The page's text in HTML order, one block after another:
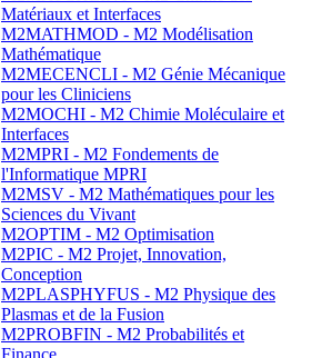
Matériaux et Interfaces
M2MATHMOD - M2 Modélisation
Mathématique
M2MECENCLI - M2 Génie Mécanique
pour les Cliniciens
M2MOCHI - M2 Chimie Moléculaire et
Interfaces
M2MPRI - M2 Fondements de
l'Informatique MPRI
M2MSV - M2 Mathématiques pour les
Sciences du Vivant
M2OPTIM - M2 Optimisation
M2PIC - M2 Projet, Innovation,
Conception
M2PLASPHYFUS - M2 Physique des
Plasmas et de la Fusion
M2PROBFIN - M2 Probabilités et
Finance